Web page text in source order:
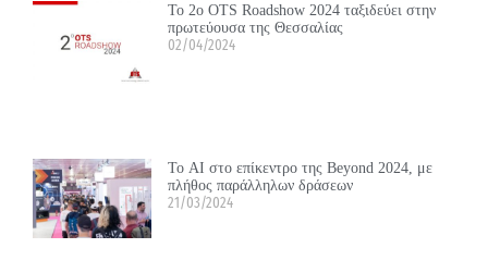
Το 2ο OTS Roadshow 2024 ταξιδεύει στην
πρωτεύουσα της Θεσσαλίας
02/04/2024
Το ΑΙ στο επίκεντρο της Beyond 2024, με
πλήθος παράλληλων δράσεων
21/03/2024